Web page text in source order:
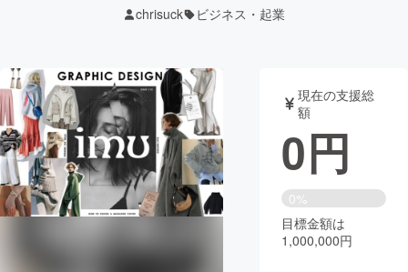
テクノロジー・ガジェット
映像・映画 書籍・雑誌
ビジネス・起業 チャレンジ
まちづくり・地域活性化
chrisuck ビジネス・起業
現在の支援総
額
0円
0%
目標金額は
1,000,000円